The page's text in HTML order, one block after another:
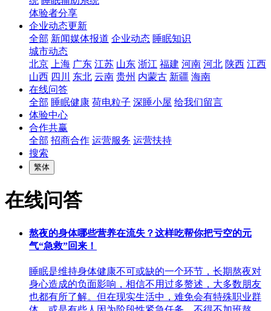
体验者分享
企业动态更新
全部 新闻媒体报道 企业动态 睡眠知识
城市动态
北京
上海 广东 江苏 山东 浙江 福建 河南 河北 陕西 江西
山西 四川 东北 云南 贵州 内蒙古 新疆 海南
在线问答
全部 睡眠健康 荷电粒子 深睡小屋 给我们留言
体验中心
合作共赢
全部 招商合作 运营服务 运营扶持
搜索
繁体
在线问答
熬夜的身体哪些营养在流失？这样吃帮你把亏空的元
气“急救”回来！
睡眠是维持身体健康不可或缺的一个环节，长期熬夜对
身心造成的负面影响，相信不用过多赘述，大多数朋友
也都有所了解。但在现实生活中，难免会有特殊职业群